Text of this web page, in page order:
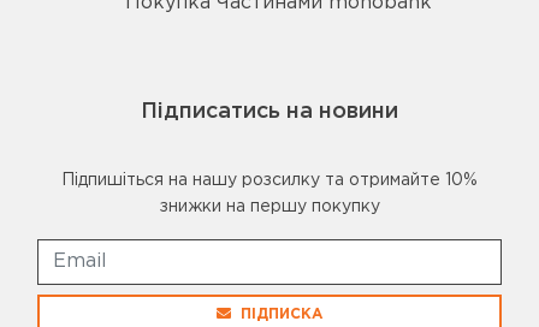
Підписатись на новини
Підпишіться на нашу розсилку та отримайте 10%
знижки на першу покупку
ПІДПИСКА